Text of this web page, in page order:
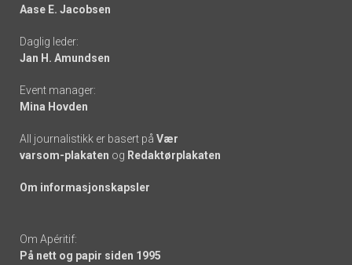
-
links
Aase E. Jacobsen
Daglig leder:
Jan H. Amundsen
Event manager:
Mina Hovden
All journalistikk er basert på Vær
varsom-plakaten og Redaktørplakaten
Om informasjonskapsler
Om Apéritif:
På nett og papir siden 1995